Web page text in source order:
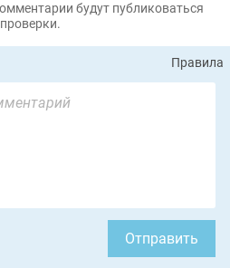
будут публиковаться
Правила
Отправить